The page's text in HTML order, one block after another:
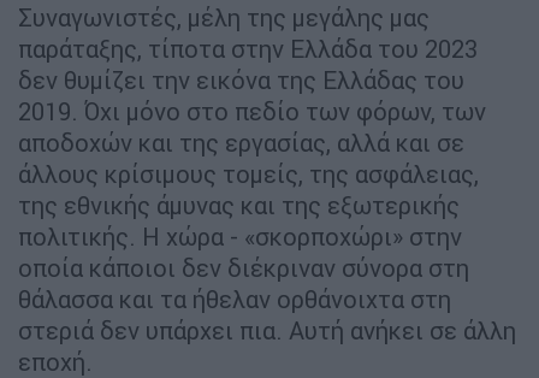
Συναγωνιστές, μέλη της μεγάλης μας
παράταξης, τίποτα στην Ελλάδα του 2023
δεν θυμίζει την εικόνα της Ελλάδας του
2019. Όχι μόνο στο πεδίο των φόρων, των
αποδοχών και της εργασίας, αλλά και σε
άλλους κρίσιμους τομείς, της ασφάλειας,
της εθνικής άμυνας και της εξωτερικής
πολιτικής. Η χώρα - «σκορποχώρι» στην
οποία κάποιοι δεν διέκριναν σύνορα στη
θάλασσα και τα ήθελαν ορθάνοιχτα στη
στεριά δεν υπάρχει πια. Αυτή ανήκει σε άλλη
εποχή.